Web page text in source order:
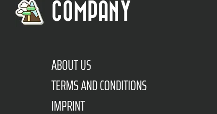
COMPANY
ABOUT US
TERMS AND CONDITIONS
IMPRINT